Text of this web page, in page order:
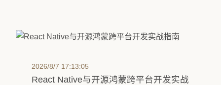
2026/8/7 17:13:05
React Native与开源鸿蒙跨平台开发实战